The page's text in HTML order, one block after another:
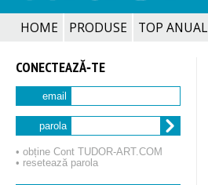
HOME PRODUSE TOP ANUAL
CONECTEAZĂ‑TE
email
parola
• obține Cont TUDOR‑ART.COM
• resetează parola